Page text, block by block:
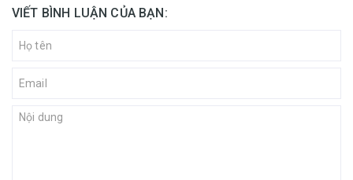
VIẾT BÌNH LUẬN CỦA BẠN: